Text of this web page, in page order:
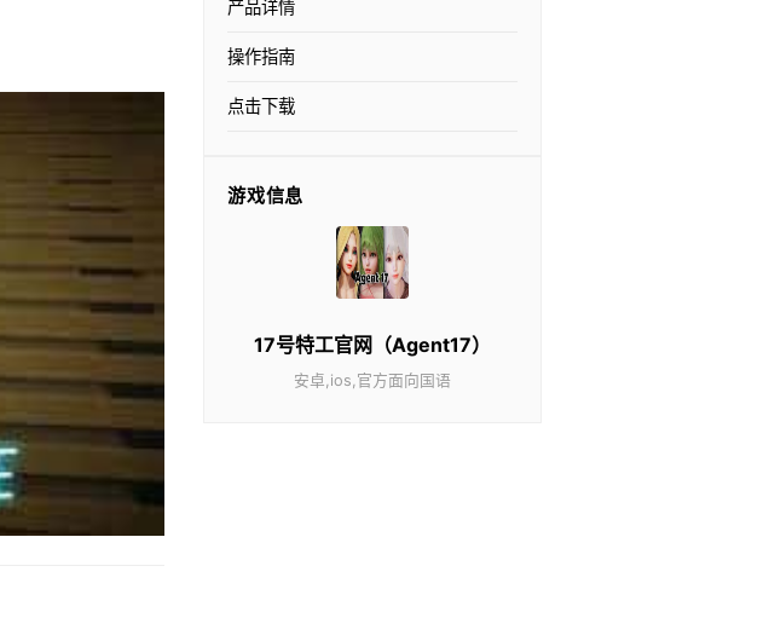
产品详情
操作指南
点击下载
游戏信息
17号特工官网（Agent17）
安卓,ios,官方面向国语